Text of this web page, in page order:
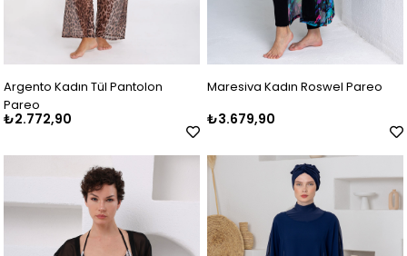
Argento Kadın Tül Pantolon
Pareo
₺2.772,90
Maresiva Kadın Roswel Pareo
₺3.679,90